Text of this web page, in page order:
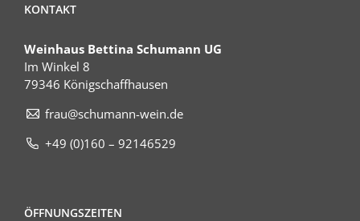
KONTAKT
Weinhaus Bettina Schumann UG
Im Winkel 8
79346 Königschaffhausen
frau@schumann-wein.de
+49 (0)160 – 92146529
ÖFFNUNGSZEITEN